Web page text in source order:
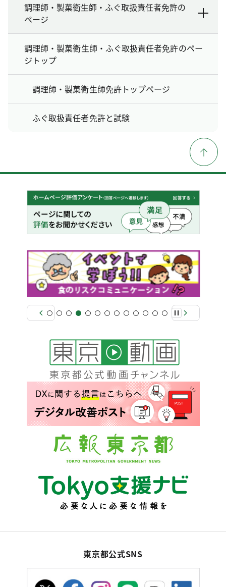
調理師・製菓衛生師・ふぐ取扱責任者免許の
ページ
調理師・製菓衛生師・ふぐ取扱責任者免許のペー
ジトップ
調理師・製菓衛生師免許トップページ
ふぐ取扱責任者免許と試験
東京都公式SNS